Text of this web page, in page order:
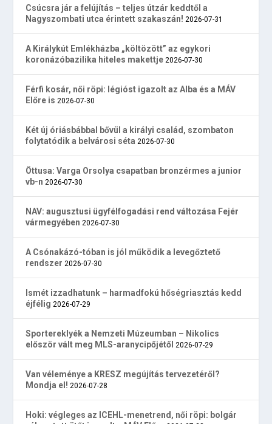
Csúcsra jár a felújítás – teljes útzár keddtől a
Nagyszombati utca érintett szakaszán! 2026-07-31
A Királykút Emlékházba „költözött” az egykori
koronázóbazilika hiteles makettje 2026-07-30
Férfi kosár, női röpi: légióst igazolt az Alba és a MÁV
Előre is 2026-07-30
Két új óriásbábbal bővül a királyi család, szombaton
folytatódik a belvárosi séta 2026-07-30
Öttusa: Varga Orsolya csapatban bronzérmes a junior
vb-n 2026-07-30
NAV: augusztusi ügyfélfogadási rend változása Fejér
vármegyében 2026-07-30
A Csónakázó-tóban is jól működik a levegőztető
rendszer 2026-07-30
Ismét izzadhatunk – harmadfokú hőségriasztás kedd
éjfélig 2026-07-29
Sportereklyék a Nemzeti Múzeumban – Nikolics
először vált meg MLS-aranycipőjétől 2026-07-29
Van véleménye a KRESZ megújítás tervezetéről?
Mondja el! 2026-07-28
Hoki: végleges az ICEHL-menetrend, női röpi: bolgár